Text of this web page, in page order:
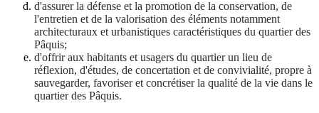
d'assurer la défense et la promotion de la conservation, de
l'entretien et de la valorisation des éléments notamment
architecturaux et urbanistiques caractéristiques du quartier des
Pâquis;
d'offrir aux habitants et usagers du quartier un lieu de
réflexion, d'études, de concertation et de convivialité, propre à
sauvegarder, favoriser et concrétiser la qualité de la vie dans le
quartier des Pâquis.